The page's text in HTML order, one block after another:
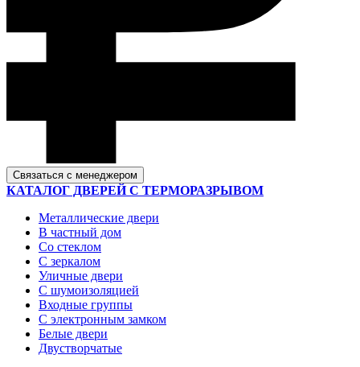
Связаться с менеджером
КАТАЛОГ ДВЕРЕЙ С ТЕРМОРАЗРЫВОМ
Металлические двери
В частный дом
Со стеклом
С зеркалом
Уличные двери
С шумоизоляцией
Входные группы
С электронным замком
Белые двери
Двустворчатые